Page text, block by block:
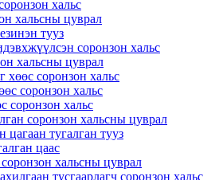
хальс
хальсны цуврал
тууз
соронзон хальс
хальсны цуврал
хөөс соронзон хальс
соронзон хальс
соронзон хальс
соронзон хальсны цуврал
цагаан тугалган тууз
цаас
соронзон хальсны цуврал
тусгаарлагч соронзон хальс